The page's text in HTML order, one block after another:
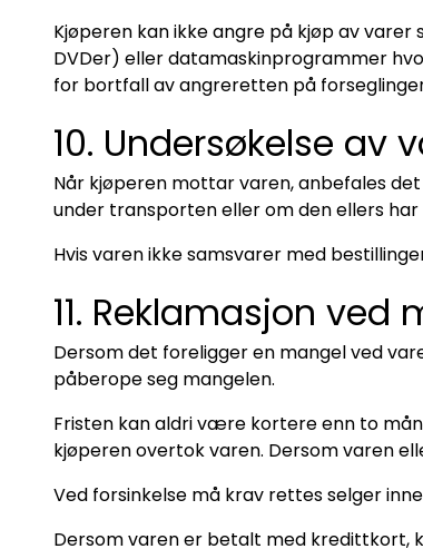
Kjøperen kan ikke angre på kjøp av
DVDer) eller datamaskinprogrammer
for bortfall av angreretten på
10. Undersøkelse av
Når kjøperen mottar varen, anbefales
under transporten eller om den ellers har
Hvis varen ikke samsvarer med
11. Reklamasjon
Dersom det foreligger en mangel ved
påberope seg mangelen.
Fristen kan aldri være kortere enn to
kjøperen overtok varen. Dersom varen
Ved forsinkelse må krav rettes selger
Dersom varen er betalt med kredittkort,